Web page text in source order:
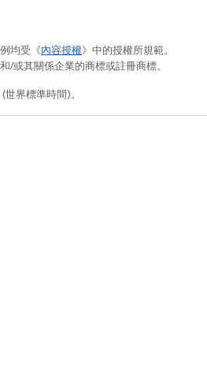
均受《內容授權》中的授權所規範。
/或其關係企業的商標或註冊商標。
界標準時間)。